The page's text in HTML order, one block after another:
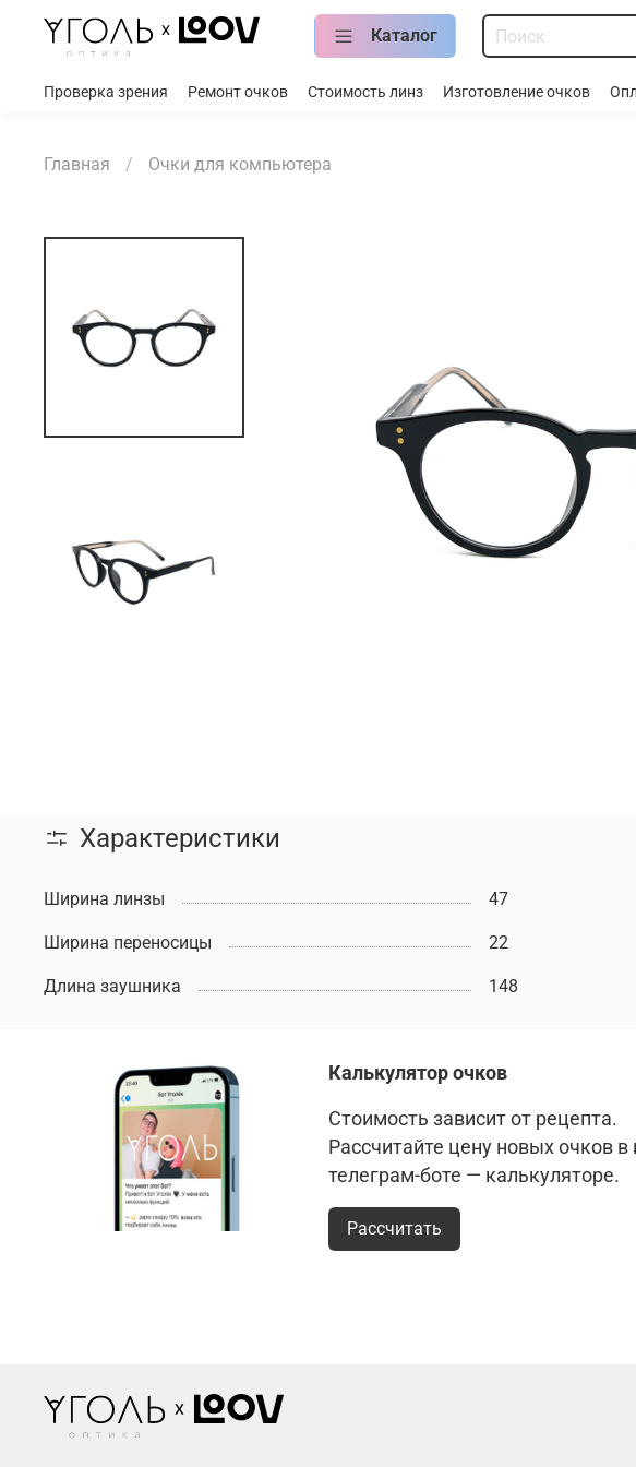
Каталог
Проверка зрения Ремонт очков Стоимость линз Изготовление очков
Главная Очки для компьютера
Характеристики
Ширина линзы 47
Ширина переносицы 22
Длина заушника 148
Калькулятор очков
Стоимость зависит от рецепта.
Рассчитайте цену новых очков
телеграм-боте — калькуляторе.
Рассчитать